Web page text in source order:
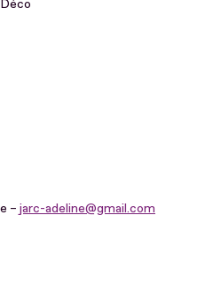
– jarc-adeline@gmail.com